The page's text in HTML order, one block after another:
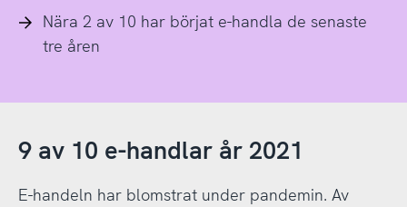
Nära 2 av 10 har börjat e-handla de senaste
tre åren
9 av 10 e-handlar år 2021
E-handeln har blomstrat under pandemin. Av